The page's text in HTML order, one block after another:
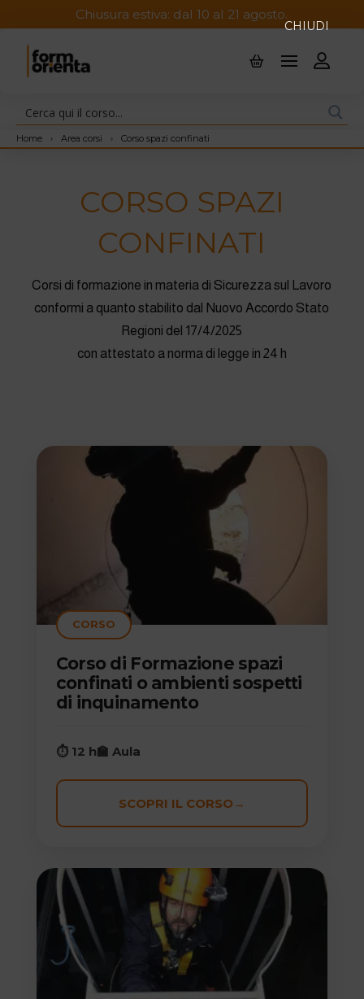
Chiusura estiva: dal 10 al 21 agosto.
Home › Area corsi › Corso spazi confinati
CORSO SPAZI
CONFINATI
Corsi di formazione in materia di Sicurezza sul Lavoro
conformi a quanto stabilito dal Nuovo Accordo Stato
Regioni del 17/4/2025
con attestato a norma di legge in 24 h
CORSO
Corso di Formazione spazi
confinati o ambienti sospetti
di inquinamento
⏱ 12 h🏫 Aula
SCOPRI IL CORSO →
CHIUDI